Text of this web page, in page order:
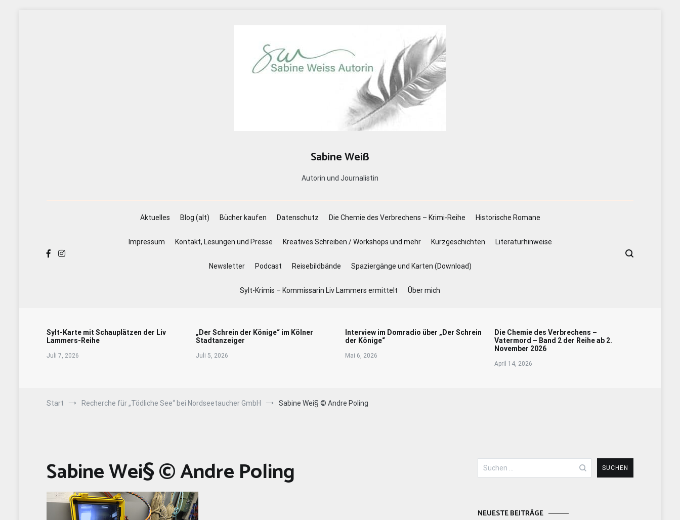
Sabine Weiß
Autorin und Journalistin
Aktuelles Blog (alt) Bücher kaufen Datenschutz Die Chemie des Verbrechens – Krimi-Reihe Historische Romane
Impressum Kontakt, Lesungen und Presse Kreatives Schreiben / Workshops und mehr Kurzgeschichten Literaturhinweise
Newsletter Podcast Reisebildbände Spaziergänge und Karten (Download)
Sylt-Krimis – Kommissarin Liv Lammers ermittelt Über mich
Sylt-Karte mit Schauplätzen der Liv
Lammers-Reihe
Juli 7, 2026
„Der Schrein der Könige“ im Kölner
Stadtanzeiger
Juli 5, 2026
Interview im Domradio über „Der Schrein
der Könige“
Mai 6, 2026
Die Chemie des Verbrechens –
Vatermord – Band 2 der Reihe ab 2.
November 2026
April 14, 2026
Start Recherche für „Tödliche See“ bei Nordseetaucher GmbH Sabine Wei§ © Andre Poling
Sabine Wei§ © Andre Poling
Suchen
nach:
NEUESTE BEITRÄGE